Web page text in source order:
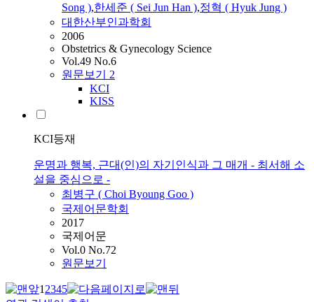
Song ),한세준 ( Sei Jun Han ),정혁 ( Hyuk Jung )
대한산부인과학회
2006
Obstetrics & Gynecology Science
Vol.49 No.6
원문보기 2
KCI
KISS
KCI등재
운명과 행복, 근대(인)의 자기인식과 그 매개 - 최서해 소
설을 중심으로 -
최병구 ( Choi Byoung Goo )
국제어문학회
2017
국제어문
Vol.0 No.72
원문보기
12345